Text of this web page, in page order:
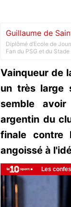
Guillaume de
Diplômé d’Ecole de
Fan du PSG et du
Vainqueur de
un très large
semble
argentin du
finale contre
angoissé à